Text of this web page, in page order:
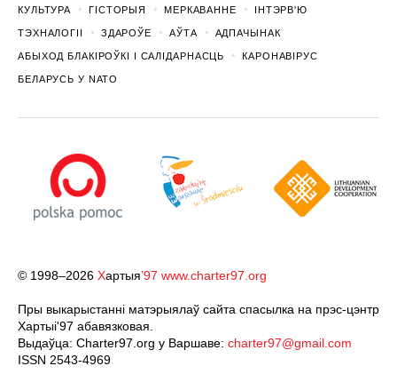
КУЛЬТУРА ГІСТОРЫЯ МЕРКАВАННЕ ІНТЭРВ'Ю
ТЭХНАЛОГІІ ЗДАРОЎЕ АЎТА АДПАЧЫНАК
АБЫХОД БЛАКІРОЎКІ І САЛІДАРНАСЦЬ КАРОНАВІРУС
БЕЛАРУСЬ У NATO
© 1998–2026 Хартыя’97 www.charter97.org
Пры выкарыстанні матэрыялаў сайта спасылка на прэс-цэнтр
Хартыi'97 абавязковая.
Выдаўца: Charter97.org у Варшаве: charter97@gmail.com
ISSN 2543-4969